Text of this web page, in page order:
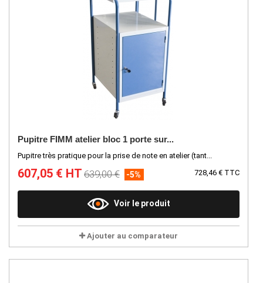
Pupitre FIMM atelier bloc 1 porte sur...
Pupitre très pratique pour la prise de note en atelier (tant...
607,05 € HT 728,46 € TTC
639,00 € -5%
Voir le produit
Ajouter au comparateur